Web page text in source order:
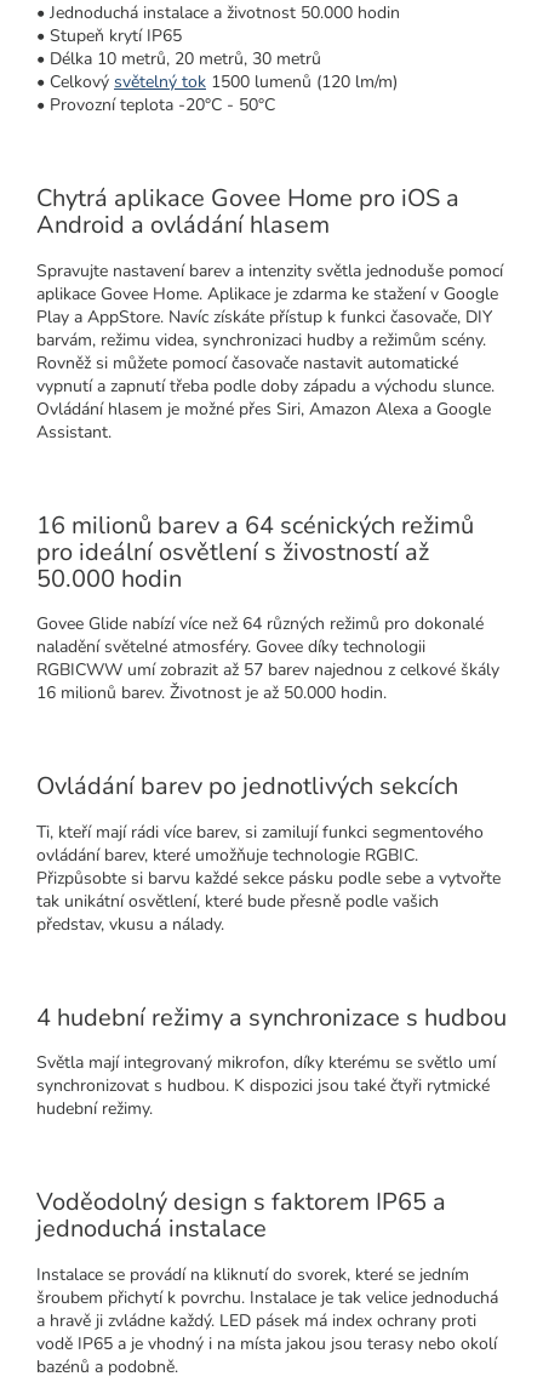
• Jednoduchá instalace a životnost 50.000 hodin
• Stupeň krytí IP65
• Délka 10 metrů, 20 metrů, 30 metrů
• Celkový světelný tok 1500 lumenů (120 lm/m)
• Provozní teplota -20°C - 50°C
Chytrá aplikace Govee Home pro iOS a
Android a ovládání hlasem
Spravujte nastavení barev a intenzity světla jednoduše pomocí
aplikace Govee Home. Aplikace je zdarma ke stažení v Google
Play a AppStore. Navíc získáte přístup k funkci časovače, DIY
barvám, režimu videa, synchronizaci hudby a režimům scény.
Rovněž si můžete pomocí časovače nastavit automatické
vypnutí a zapnutí třeba podle doby západu a východu slunce.
Ovládání hlasem je možné přes Siri, Amazon Alexa a Google
Assistant.
16 milionů barev a 64 scénických režimů
pro ideální osvětlení s živostností až
50.000 hodin
Govee Glide nabízí více než 64 různých režimů pro dokonalé
naladění světelné atmosféry. Govee díky technologii
RGBICWW umí zobrazit až 57 barev najednou z celkové škály
16 milionů barev. Životnost je až 50.000 hodin.
Ovládání barev po jednotlivých sekcích
Ti, kteří mají rádi více barev, si zamilují funkci segmentového
ovládání barev, které umožňuje technologie RGBIC.
Přizpůsobte si barvu každé sekce pásku podle sebe a vytvořte
tak unikátní osvětlení, které bude přesně podle vašich
představ, vkusu a nálady.
4 hudební režimy a synchronizace s hudbou
Světla mají integrovaný mikrofon, díky kterému se světlo umí
synchronizovat s hudbou. K dispozici jsou také čtyři rytmické
hudební režimy.
Voděodolný design s faktorem IP65 a
jednoduchá instalace
Instalace se provádí na kliknutí do svorek, které se jedním
šroubem přichytí k povrchu. Instalace je tak velice jednoduchá
a hravě ji zvládne každý. LED pásek má index ochrany proti
vodě IP65 a je vhodný i na místa jakou jsou terasy nebo okolí
bazénů a podobně.